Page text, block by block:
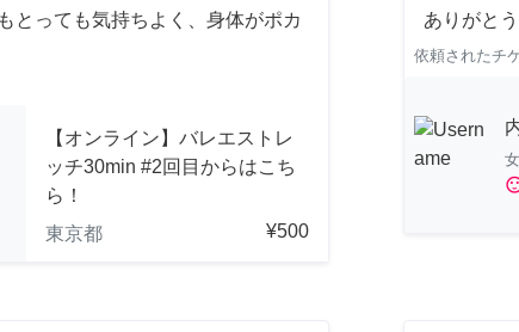
とっても気持ちよく、身体がポカ
【オンライン】バレエストレ
ッチ30min #2回目からはこち
ら！
東京都
¥500
ありがと
依頼されたチ